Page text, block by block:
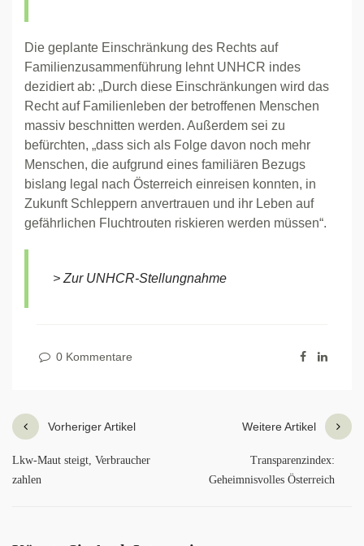
Die geplante Einschränkung des Rechts auf
Familienzusammenführung lehnt UNHCR indes
dezidiert ab: „Durch diese Einschränkungen wird das
Recht auf Familienleben der betroffenen Menschen
massiv beschnitten werden. Außerdem sei zu
befürchten, „dass sich als Folge davon noch mehr
Menschen, die aufgrund eines familiären Bezugs
bislang legal nach Österreich einreisen konnten, in
Zukunft Schleppern anvertrauen und ihr Leben auf
gefährlichen Fluchtrouten riskieren werden müssen“.
> Zur UNHCR-Stellungnahme
0 Kommentare
Vorheriger Artikel
Lkw-Maut steigt, Verbraucher
zahlen
Weitere Artikel
Transparenzindex:
Geheimnisvolles Österreich